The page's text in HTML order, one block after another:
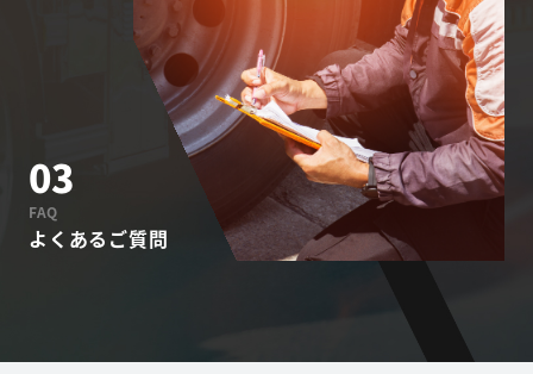
03
FAQ
よくあるご質問